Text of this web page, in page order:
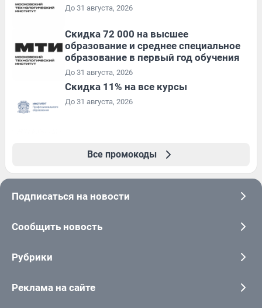
До 31 августа, 2026
Скидка 72 000 на высшее
образование и среднее специальное
образование в первый год обучения
До 31 августа, 2026
Скидка 11% на все курсы
До 31 августа, 2026
Все промокоды
Подписаться на новости
Сообщить новость
Рубрики
Реклама на сайте